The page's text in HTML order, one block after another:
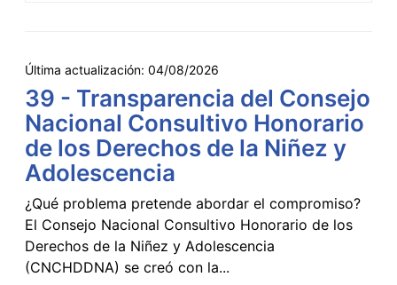
Última actualización: 04/08/2026
39 - Transparencia del Consejo
Nacional Consultivo Honorario
de los Derechos de la Niñez y
Adolescencia
¿Qué problema pretende abordar el compromiso?
El Consejo Nacional Consultivo Honorario de los
Derechos de la Niñez y Adolescencia
(CNCHDDNA) se creó con la...